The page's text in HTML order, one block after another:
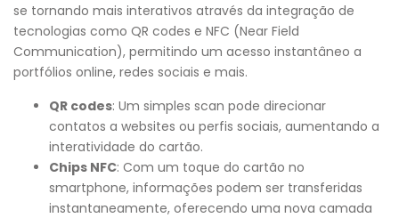
se tornando mais interativos através da integração de
tecnologias como QR codes e NFC (Near Field
Communication), permitindo um acesso instantâneo a
portfólios online, redes sociais e mais.
QR codes: Um simples scan pode direcionar
contatos a websites ou perfis sociais, aumentando a
interatividade do cartão.
Chips NFC: Com um toque do cartão no
smartphone, informações podem ser transferidas
instantaneamente, oferecendo uma nova camada